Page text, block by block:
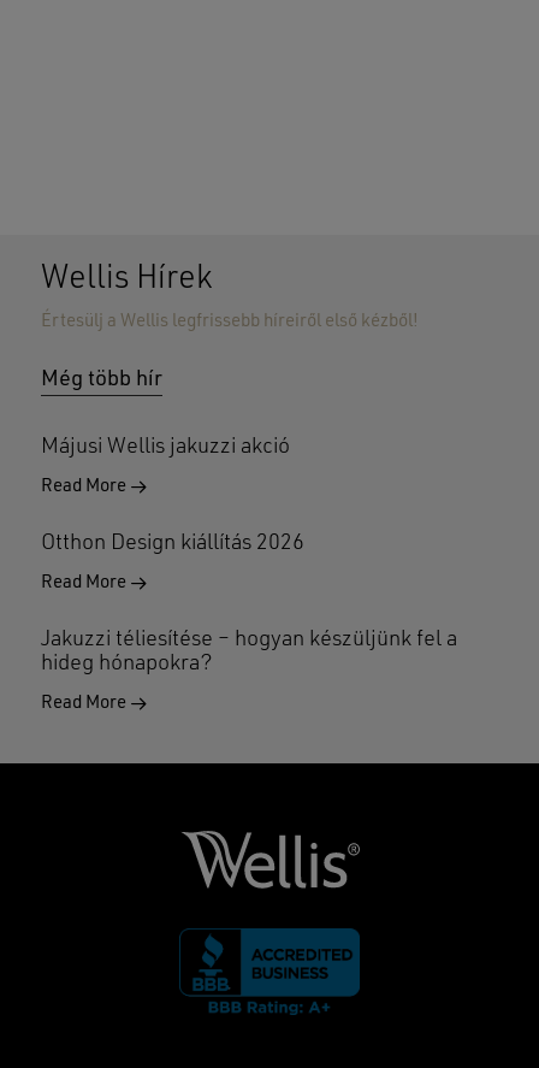
Wellis Hírek
Értesülj a Wellis legfrissebb híreiről első kézből!
Még több hír
Májusi Wellis jakuzzi akció
Read More
Otthon Design kiállítás 2026
Read More
Jakuzzi téliesítése – hogyan készüljünk fel a
hideg hónapokra?
Read More